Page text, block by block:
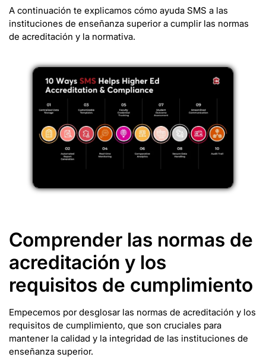
A continuación te explicamos cómo ayuda SMS a las
instituciones de enseñanza superior a cumplir las normas
de acreditación y la normativa.
Comprender las normas de
acreditación y los
requisitos de cumplimiento
Empecemos por desglosar las normas de acreditación y los
requisitos de cumplimiento, que son cruciales para
mantener la calidad y la integridad de las instituciones de
enseñanza superior.